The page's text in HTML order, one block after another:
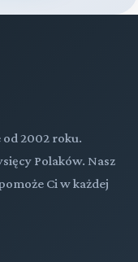
2002 roku.
Polaków. Nasz
Ci w każdej